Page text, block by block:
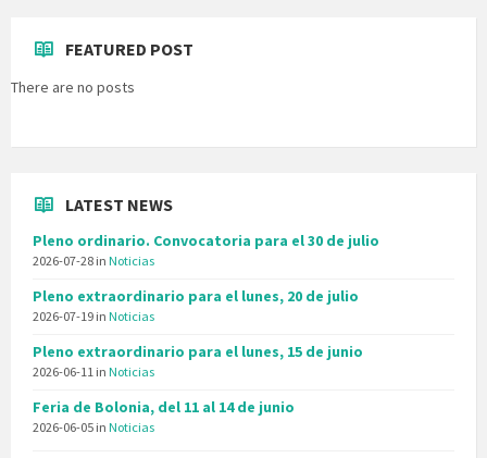
FEATURED POST
There are no posts
LATEST NEWS
Pleno ordinario. Convocatoria para el 30 de julio
2026-07-28 in Noticias
Pleno extraordinario para el lunes, 20 de julio
2026-07-19 in Noticias
Pleno extraordinario para el lunes, 15 de junio
2026-06-11 in Noticias
Feria de Bolonia, del 11 al 14 de junio
2026-06-05 in Noticias